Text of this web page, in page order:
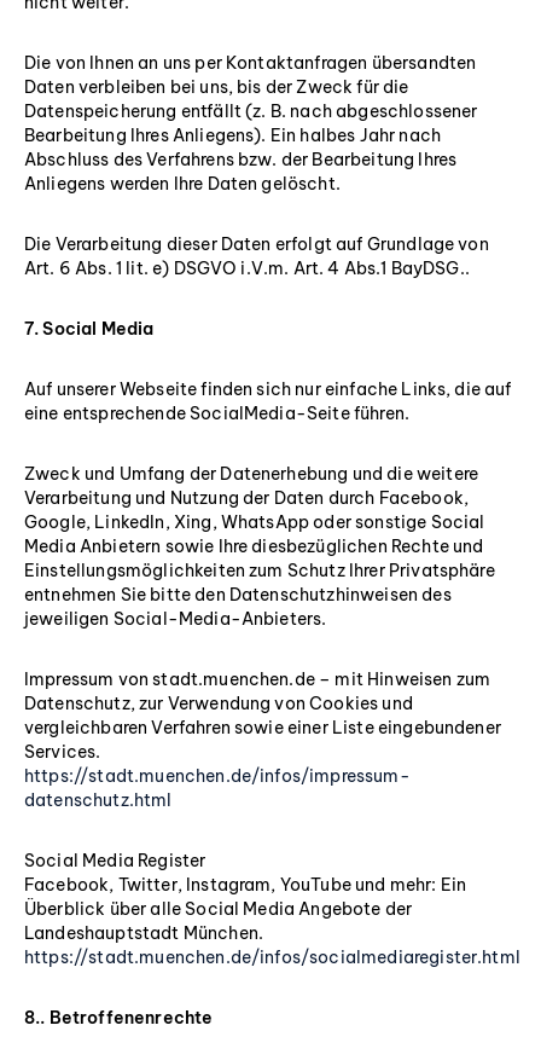
Die von Ihnen an uns per Kontaktanfragen übersandten
Daten verbleiben bei uns, bis der Zweck für die
Datenspeicherung entfällt (z. B. nach abgeschlossener
Bearbeitung Ihres Anliegens). Ein halbes Jahr nach
Abschluss des Verfahrens bzw. der Bearbeitung Ihres
Anliegens werden Ihre Daten gelöscht.
Die Verarbeitung dieser Daten erfolgt auf Grundlage von
Art. 6 Abs. 1 lit. e) DSGVO i.V.m. Art. 4 Abs.1 BayDSG..
7. Social Media
Auf unserer Webseite finden sich nur einfache Links, die auf
eine entsprechende SocialMedia-Seite führen.
Zweck und Umfang der Datenerhebung und die weitere
Verarbeitung und Nutzung der Daten durch Facebook,
Google, LinkedIn, Xing, WhatsApp oder sonstige Social
Media Anbietern sowie Ihre diesbezüglichen Rechte und
Einstellungsmöglichkeiten zum Schutz Ihrer Privatsphäre
entnehmen Sie bitte den Datenschutzhinweisen des
jeweiligen Social-Media-Anbieters.
Impressum von stadt.muenchen.de – mit Hinweisen zum
Datenschutz, zur Verwendung von Cookies und
vergleichbaren Verfahren sowie einer Liste eingebundener
Services.
https://stadt.muenchen.de/infos/impressum-
datenschutz.html
Social Media Register
Facebook, Twitter, Instagram, YouTube und mehr: Ein
Überblick über alle Social Media Angebote der
Landeshauptstadt München.
https://stadt.muenchen.de/infos/socialmediaregister.html
8.. Betroffenenrechte